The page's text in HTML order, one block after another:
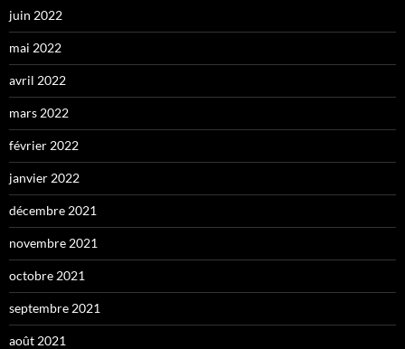
juin 2022
mai 2022
avril 2022
mars 2022
février 2022
janvier 2022
décembre 2021
novembre 2021
octobre 2021
septembre 2021
août 2021